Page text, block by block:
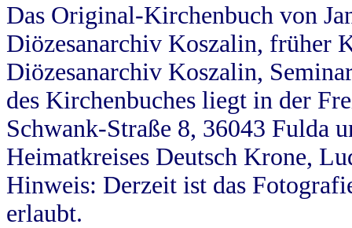
Das Original-Kirchenbuch von
Diözesanarchiv Koszalin, früher
Diözesanarchiv Koszalin,
des Kirchenbuches liegt in der
Schwank-Straße 8, 36043 Fulda
Heimatkreises Deutsch Krone,
Hinweis: Derzeit ist das
erlaubt.